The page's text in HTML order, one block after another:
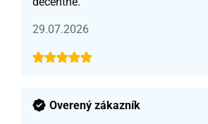
29.07.2026
Overený zákazník